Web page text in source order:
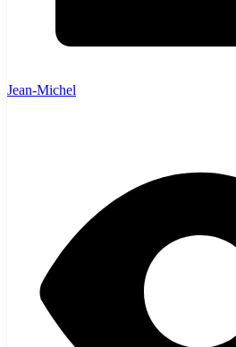
Jean-Michel